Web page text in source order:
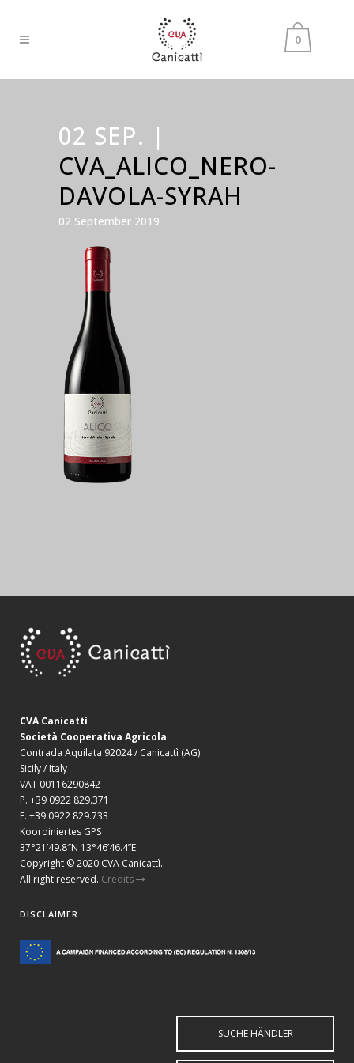
0
02 SEP. |
CVA_ALICO_NERO-
DAVOLA-SYRAH
02 September 2019
CVA Canicattì
Società Cooperativa Agricola
Contrada Aquilata 92024 / Canicattì (AG)
Sicily / Italy
VAT 00116290842
P. +39 0922 829.371
F. +39 0922 829.733
Koordiniertes GPS
37°21’49.8″N 13°46’46.4”E
Copyright © 2020 CVA Canicattì.
All right reserved. Credits
DISCLAIMER
SUCHE HÄNDLER